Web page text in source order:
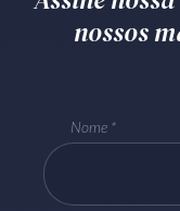
Batel
nossos
Nome